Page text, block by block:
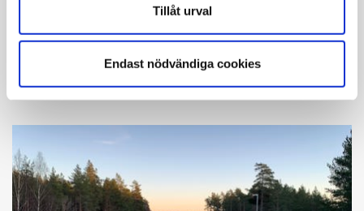
Tillåt urval
Endast nödvändiga cookies